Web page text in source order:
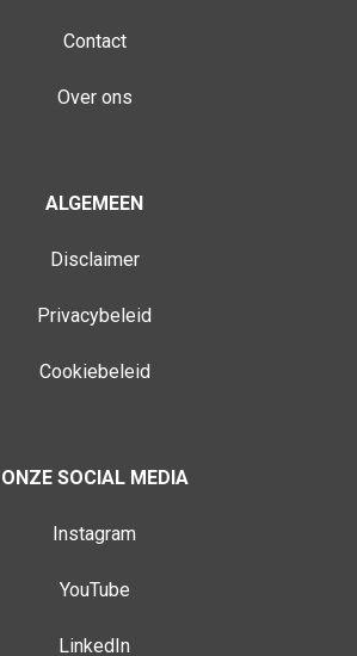
Contact
Over ons
ALGEMEEN
Disclaimer
Privacybeleid
Cookiebeleid
ONZE SOCIAL MEDIA
Instagram
YouTube
LinkedIn